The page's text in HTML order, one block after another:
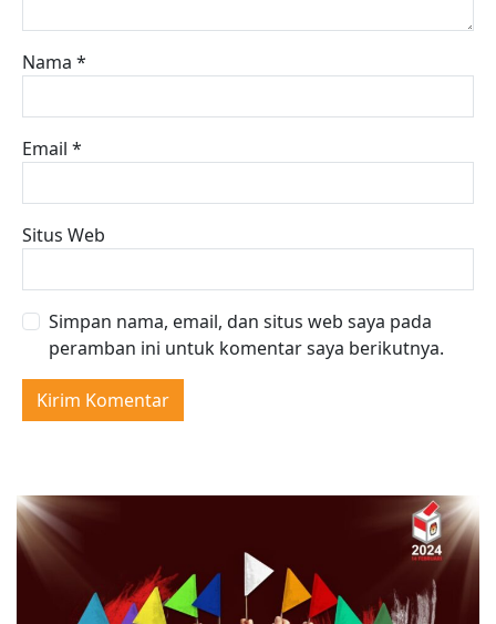
Nama *
Email *
Situs Web
Simpan nama, email, dan situs web saya pada
peramban ini untuk komentar saya berikutnya.